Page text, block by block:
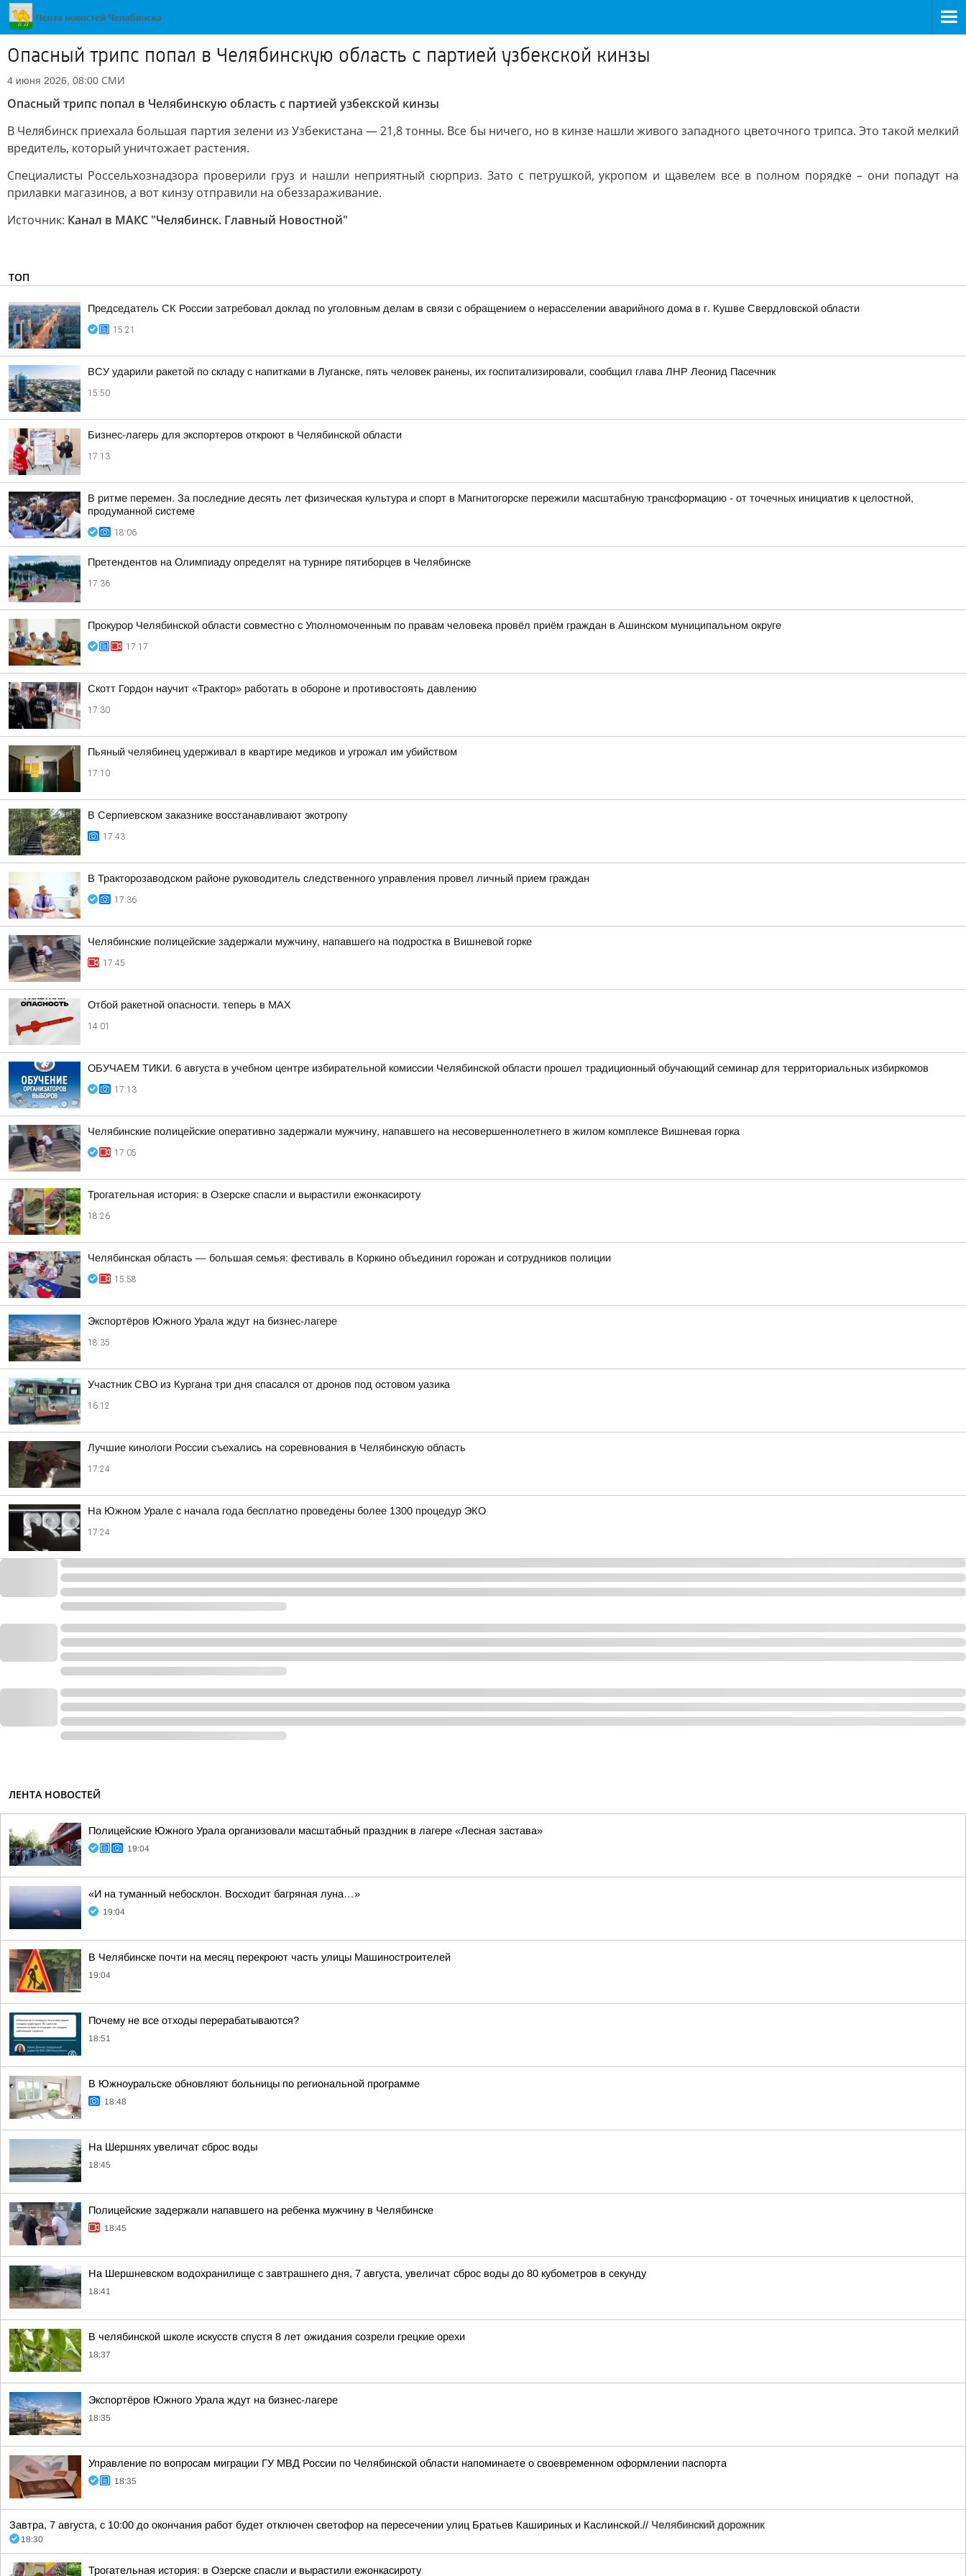
Опасный трипс попал в Челябинскую область с партией узбекской кинзы
4 июня 2026, 08:00 СМИ
Опасный трипс попал в Челябинскую область с партией узбекской кинзы
В Челябинск приехала большая партия зелени из Узбекистана — 21,8 тонны. Все бы ничего, но в кинзе нашли живого западного цветочного трипса. Это такой мелкий
вредитель, который уничтожает растения.
Специалисты Россельхознадзора проверили груз и нашли неприятный сюрприз. Зато с петрушкой, укропом и щавелем все в полном порядке – они попадут на
прилавки магазинов, а вот кинзу отправили на обеззараживание.
Источник: Канал в МАКС "Челябинск. Главный Новостной"
ТОП
Председатель СК России затребовал доклад по уголовным делам в связи с обращением о нерасселении аварийного дома в г. Кушве Свердловской области
15:21
ВСУ ударили ракетой по складу с напитками в Луганске, пять человек ранены, их госпитализировали, сообщил глава ЛНР Леонид Пасечник
15:50
Бизнес-лагерь для экспортеров откроют в Челябинской области
17:13
В ритме перемен. За последние десять лет физическая культура и спорт в Магнитогорске пережили масштабную трансформацию - от точечных инициатив к целостной,
продуманной системе
18:06
Претендентов на Олимпиаду определят на турнире пятиборцев в Челябинске
17:36
Прокурор Челябинской области совместно с Уполномоченным по правам человека провёл приём граждан в Ашинском муниципальном округе
17:17
Скотт Гордон научит «Трактор» работать в обороне и противостоять давлению
17:30
Пьяный челябинец удерживал в квартире медиков и угрожал им убийством
17:10
В Серпиевском заказнике восстанавливают экотропу
17:43
В Тракторозаводском районе руководитель следственного управления провел личный прием граждан
17:36
Челябинские полицейские задержали мужчину, напавшего на подростка в Вишневой горке
17:45
Отбой ракетной опасности. теперь в MAX
14:01
ОБУЧАЕМ ТИКИ. 6 августа в учебном центре избирательной комиссии Челябинской области прошел традиционный обучающий семинар для территориальных избиркомов
17:13
Челябинские полицейские оперативно задержали мужчину, напавшего на несовершеннолетнего в жилом комплексе Вишневая горка
17:05
Трогательная история: в Озерске спасли и вырастили ежонкасироту
18:26
Челябинская область — большая семья: фестиваль в Коркино объединил горожан и сотрудников полиции
15:58
Экспортёров Южного Урала ждут на бизнес-лагере
18:35
Участник СВО из Кургана три дня спасался от дронов под остовом уазика
16:12
Лучшие кинологи России съехались на соревнования в Челябинскую область
17:24
На Южном Урале с начала года бесплатно проведены более 1300 процедур ЭКО
17:24
ЛЕНТА НОВОСТЕЙ
Полицейские Южного Урала организовали масштабный праздник в лагере «Лесная застава»
19:04
«И на туманный небосклон. Восходит багряная луна…»
19:04
В Челябинске почти на месяц перекроют часть улицы Машиностроителей
19:04
Почему не все отходы перерабатываются?
18:51
В Южноуральске обновляют больницы по региональной программе
18:48
На Шершнях увеличат сброс воды
18:45
Полицейские задержали напавшего на ребенка мужчину в Челябинске
18:45
На Шершневском водохранилище с завтрашнего дня, 7 августа, увеличат сброс воды до 80 кубометров в секунду
18:41
В челябинской школе искусств спустя 8 лет ожидания созрели грецкие орехи
18:37
Экспортёров Южного Урала ждут на бизнес-лагере
18:35
Управление по вопросам миграции ГУ МВД России по Челябинской области напоминаете о своевременном оформлении паспорта
18:35
Завтра, 7 августа, с 10:00 до окончания работ будет отключен светофор на пересечении улиц Братьев Кашириных и Каслинской.// Челябинский дорожник
18:30
Трогательная история: в Озерске спасли и вырастили ежонкасироту